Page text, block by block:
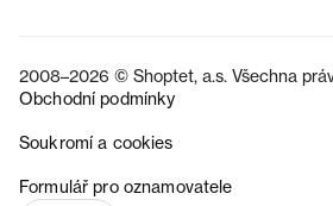
2008–2026 © Shoptet, a.s. Všechna
Obchodní podmínky
Soukromí a cookies
Formulář pro oznamovatele